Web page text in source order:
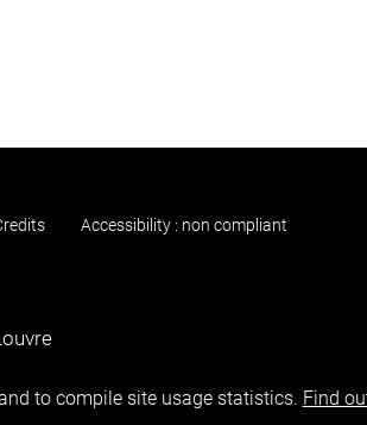
Accessibility : non compliant
to compile site usage statistics. Find